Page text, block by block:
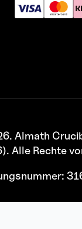
Almath
Alle Rechte